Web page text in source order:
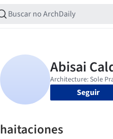
Seguir
haitaciones